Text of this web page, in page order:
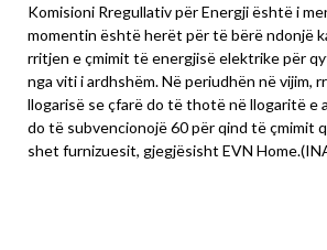
Komisioni Rregullativ për Energji është i
momentin është herët për të bërë ndonjë
rritjen e çmimit të energjisë elektrike për
nga viti i ardhshëm. Në periudhën në vijim,
llogarisë se çfarë do të thotë në llogaritë e
do të subvencionojë 60 për qind të çmimit
shet furnizuesit, gjegjësisht EVN